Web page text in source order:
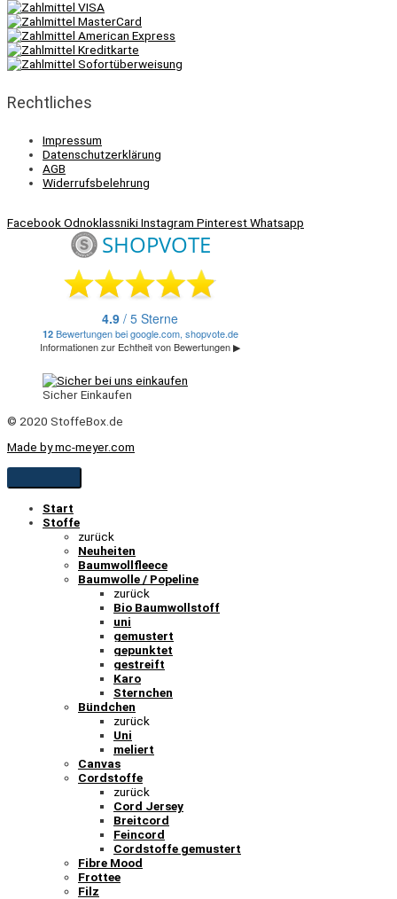
Rechtliches
Impressum
Datenschutzerklärung
AGB
Widerrufsbelehrung
FacebookOdnoklassnikiInstagram PinterestWhatsapp
Sicher Einkaufen
© 2020 StoffeBox.de
Made by mc-meyer.com
Start
Stoffe
zurück
Neuheiten
Baumwollfleece
Baumwolle / Popeline
zurück
Bio Baumwollstoff
uni
gemustert
gepunktet
gestreift
Karo
Sternchen
Bündchen
zurück
Uni
meliert
Canvas
Cordstoffe
zurück
Cord Jersey
Breitcord
Feincord
Cordstoffe gemustert
Fibre Mood
Frottee
Filz